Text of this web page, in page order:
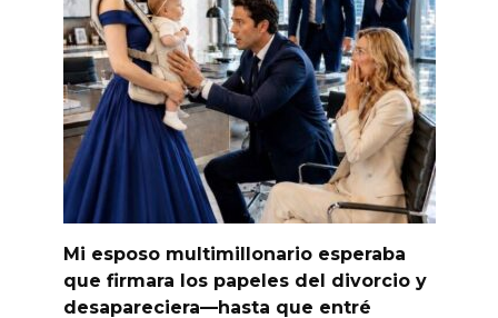
Mi esposo multimillonario esperaba
que firmara los papeles del divorcio y
desapareciera—hasta que entré